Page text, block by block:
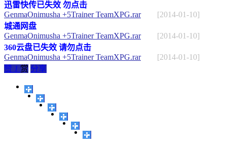
迅雷快传已失效 勿点击
GenmaOnimusha +5Trainer TeamXPG.rar
[2014-01-10]
城通网盘
GenmaOnimusha +5Trainer TeamXPG.rar
[2014-01-10]
360云盘已失效 请勿点击
GenmaOnimusha +5Trainer TeamXPG.rar
[2014-01-10]
赞 1 赏 分享